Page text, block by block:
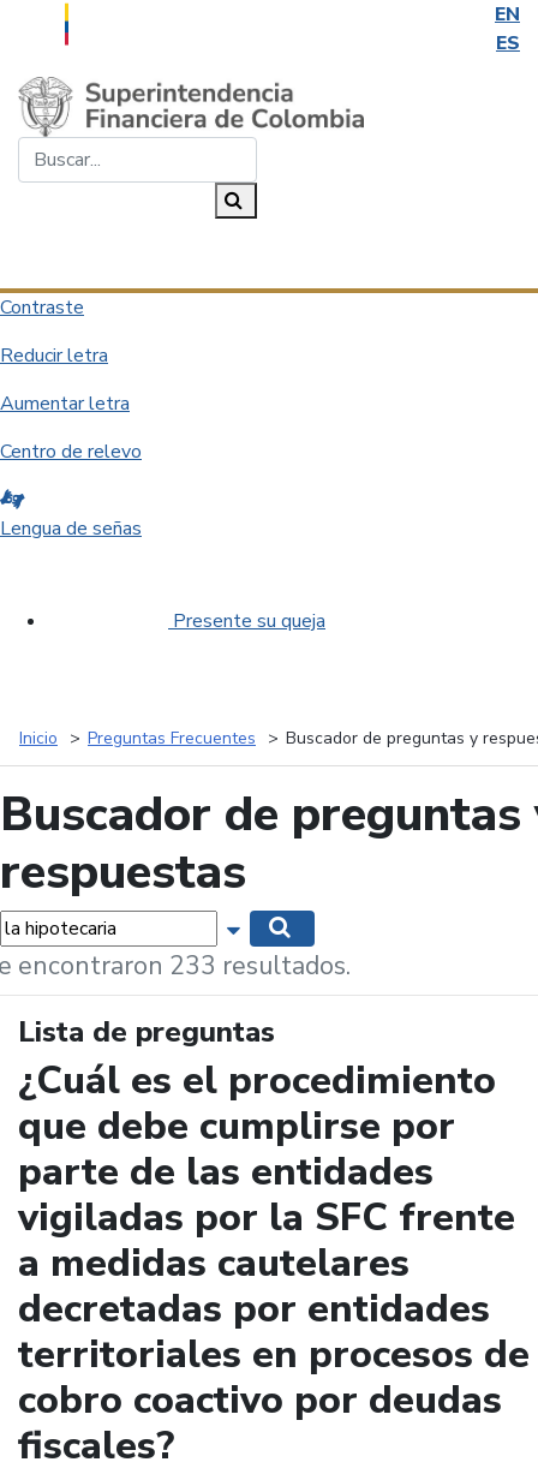
EN
ES
Saltar al contenido principal
Contraste
Reducir letra
Aumentar letra
Centro de relevo
Lengua de señas
Presente su queja
Inicio Preguntas Frecuentes Buscador de preguntas y
Buscador de preguntas
respuestas
Mostrar opciones de búsqueda
encontraron 233 resultados.
Lista de preguntas
¿Cuál es el procedimiento
que debe cumplirse por
parte de las entidades
vigiladas por la SFC frente
a medidas cautelares
decretadas por entidades
territoriales en procesos de
cobro coactivo por deudas
fiscales?